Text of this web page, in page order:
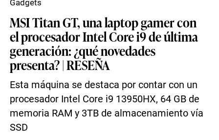
MSI Titan GT, una laptop gamer con
el procesador Intel Core i9 de última
generación: ¿qué novedades
presenta? | RESEÑA
Esta máquina se destaca por contar con un
procesador Intel Core i9 13950HX, 64 GB de
memoria RAM y 3TB de almacenamiento vía
SSD
Gadgets